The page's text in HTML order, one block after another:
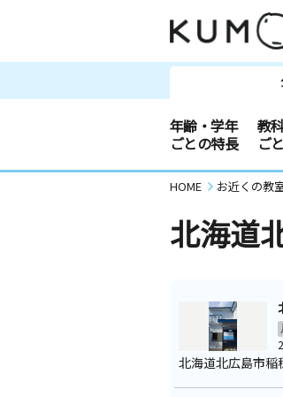
年齢・学年
ごとの特長
教
ご
HOME お近くの教
北海道
北海道北広島市稲